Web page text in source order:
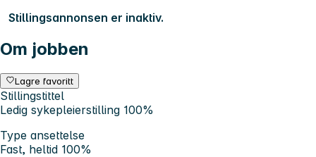
Stillingsannonsen er inaktiv.
Om jobben
Lagre favoritt
Stillingstittel
Ledig sykepleierstilling 100%
Type ansettelse
Fast, heltid 100%